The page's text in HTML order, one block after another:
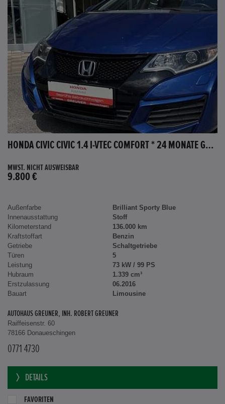
HONDA CIVIC CIVIC 1.4 I-VTEC COMFORT * 24 MONATE GARANTIE *
MWST. NICHT AUSWEISBAR
9.800 €
Außenfarbe
Brilliant Sporty Blue
Innenausstattung
Stoff
Kilometerstand
136.000 km
Kraftstoffart
Benzin
Getriebe
Schaltgetriebe
Türen
5
Leistung
73 kW / 99 PS
Hubraum
1.339 cm³
Erstzulassung
06.2016
Bauart
Limousine
AUTOHAUS GREUNER, INH. ROBERT GREUNER
Raiffeisenstr. 60
78166 Donaueschingen
0771 4730
DETAILS
FAVORITEN